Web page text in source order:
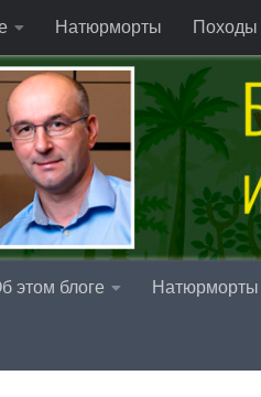
Натюрморты Походы
этом блоге Натюрморты